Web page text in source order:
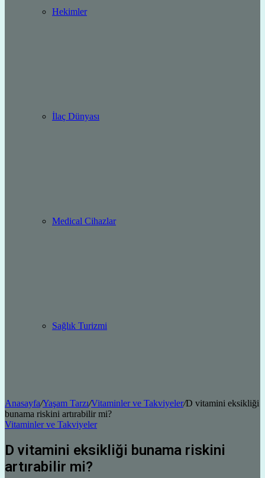
Hekimler
İlaç Dünyası
Medical Cihazlar
Sağlık Turizmi
Anasayfa/Yaşam Tarzı/Vitaminler ve Takviyeler/D vitamini eksikliği
bunama riskini artırabilir mi?
Vitaminler ve Takviyeler
D vitamini eksikliği bunama riskini
artırabilir mi?